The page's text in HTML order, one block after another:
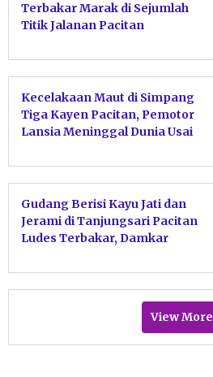
Terbakar Marak di Sejumlah
Titik Jalanan Pacitan
Kecelakaan Maut di Simpang
Tiga Kayen Pacitan, Pemotor
Lansia Meninggal Dunia Usai
Gudang Berisi Kayu Jati dan
Jerami di Tanjungsari Pacitan
Ludes Terbakar, Damkar
View More